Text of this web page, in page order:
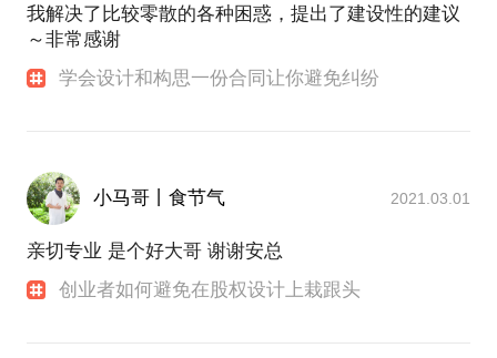
我解决了比较零散的各种困惑，提出了建设性的建议
～非常感谢
学会设计和构思一份合同让你避免纠纷
小马哥丨食节气 2021.03.01
亲切专业 是个好大哥 谢谢安总
创业者如何避免在股权设计上栽跟头